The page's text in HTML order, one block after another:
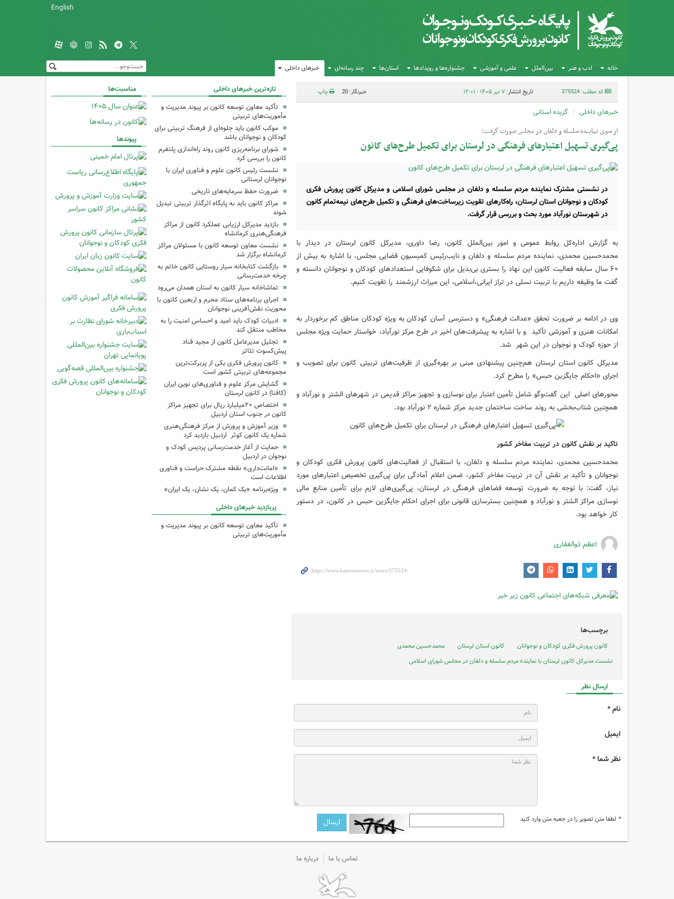
English
خانه ادب و هنر بین‌الملل علمی و آموزشی جشنواره‌ها و رویدادها استان‌ها چند رسانه‌ای خبرهای داخلی
کد مطلب: 375524 تاریخ انتشار:۷ تیر ۱۴۰۵ - ۱۲:۰۱ خبرنگار: 20 چاپ
خبرهای داخلی گزیده استانی
از سوی نماینده سلسله و دلفان در مجلس صورت گرفت؛
پی‌گیری تسهیل اعتبارهای فرهنگی در لرستان برای تکمیل طرح‌های کانون
در نشستی مشترک نماینده مردم سلسله و دلفان در مجلس شورای اسلامی و مدیرکل کانون پرورش فکری
کودکان و نوجوانان استان لرستان،‌ راه‌کارهای تقویت زیرساخت‌های فرهنگی و تکمیل طرح‌های نیمه‌تمام کانون
در شهرستان نورآباد مورد بحث و بررسی قرار گرفت.
به گزارش اداره‌کل روابط عمومی و امور بین‌الملل کانون، رضا داوری، مدیرکل کانون لرستان در دیدار با
محمدحسین محمدی، نماینده مردم سلسله و دلفان و نایب‌رئیس کمیسیون قضایی مجلس، با اشاره به بیش از
۶۰ سال سابقه فعالیت کانون این نهاد را بستری بی‌بدیل برای شکوفایی استعدادهای کودکان و نوجوانان دانسته و
گفت ما وظیفه داریم با تربیت نسلی در تراز ایرانی،‌اسلامی، این میراث ارزشمند را تقویت کنیم.
وی در ادامه بر ضرورت تحقق «عدالت فرهنگی» و دسترسی آسان کودکان به ویژه کودکان مناطق کم برخوردار به
امکانات هنری و آموزشی تأکید و با اشاره به پیشرفت‌های اخیر در طرح مرکز نورآباد، خواستار حمایت ویژه مجلس
از حوزه کودک و نوجوان در این شهر شد.
مدیرکل کانون استان لرستان هم‌چنین پیشنهادی مبنی بر بهره‌گیری از ظرفیت‌های تربیتی کانون برای تصویب و
اجرای «احکام جایگزین حبس» را مطرح کرد.
محورهای اصلی این گفت‌وگو شامل تأمین اعتبار برای نوسازی و تجهیز مراکز قدیمی در شهرهای الشتر و نورآباد و
همچنین شتاب‌بخشی به روند ساخت ساختمان جدید مرکز شماره ۲ نورآباد بود.
تاکید بر نقش کانون در تربیت مفاخر کشور
محمدحسین محمدی، نماینده مردم سلسله و دلفان، با استقبال از فعالیت‌های کانون پرورش فکری کودکان و
نوجوانان و تأکید بر نقش آن در تربیت مفاخر کشور، ضمن اعلام آمادگی برای پی‌گیری تخصیص اعتبارهای مورد
نیاز، گفت: با توجه به ضرورت توسعه فضاهای فرهنگی در لرستان، پی‌گیری‌های لازم برای تأمین منابع مالی
نوسازی مراکز الشتر و نورآباد و همچنین بسترسازی قانونی برای اجرای احکام جایگزین حبس در کانون، در دستور
کار خواهد بود.
اعظم ذوالفقاری
برچسب‌ها
کانون پرورش فکری کودکان و نوجوانان کانون استان لرستان
محمدحسین محمدی
نشست مدیرکل کانون لرستان با نماینده مردم سلسله و دلفان در مجلس شورای اسلامی
ارسال نظر
نام *
ایمیل
نظر شما *
* لطفا متن تصویر را در جعبه متن وارد کنید
تازه‌ترین خبرهای داخلی
تأکید معاون توسعه کانون بر پیوند مدیریت و
مأموریت‌های تربیتی
موکب کانون باید جلوه‌ای از فرهنگ تربیتی برای
کودکان و نوجوانان باشد
شورای برنامه‌ریزی کانون روند راه‌اندازی پلتفرم
کانون را بررسی کرد
نشست رئیس کانون علوم و فناوری ایران با
نوجوانان لرستانی
ضرورت حفظ سرمایه‌های تاریخی
مراکز کانون باید به پایگاه اثرگذار تربیتی تبدیل
شوند
بازدید مدیرکل ارزیابی عملکرد کانون از مراکز
فرهنگی‌هنری کرمانشاه
نشست معاون توسعه کانون با مسئولان مراکز
کرمانشاه برگزار شد
بازگشت کتابخانه سیار روستایی کانون خاتم به
چرخه خدمت‌رسانی
تماشاخانه سیار کانون به استان همدان می‌رود
اجرای برنامه‌های ستاد محرم و اربعین کانون با
محوریت نقش‌آفرینی نوجوانان
ادبیات کودک باید امید و احساس امنیت را به
مخاطب منتقل کند
تجلیل مدیرعامل کانون از مجید قناد
پیش‌کسوت تئاتر
کانون پرورش فکری یکی از پربرکت‌ترین
مجموعه‌های تربیتی کشور است
گشایش مرکز علوم و فناوری‌های نوین ایران
(کافنا) در کانون لرستان
اختصاص ۲۰میلیارد ریال برای تجهیز مراکز
کانون در جنوب استان اردبیل
وزیر آموزش و پرورش از مرکز فرهنگی‌هنری
شماره یک کانون کوثر اردبیل بازدید کرد
حمایت از آغاز خدمت‌رسانی پردیس کودک و
نوجوان در اردبیل
«امانت‌داری» نقطه مشترک حراست و فناوری
اطلاعات است
ویژه‌برنامه «یک کمان، یک نشان، یک ایران»
پربازدید خبرهای داخلی
تأکید معاون توسعه کانون بر پیوند مدیریت و
مأموریت‌های تربیتی
مناسبت‌ها
پیوندها
تماس با ما درباره ما